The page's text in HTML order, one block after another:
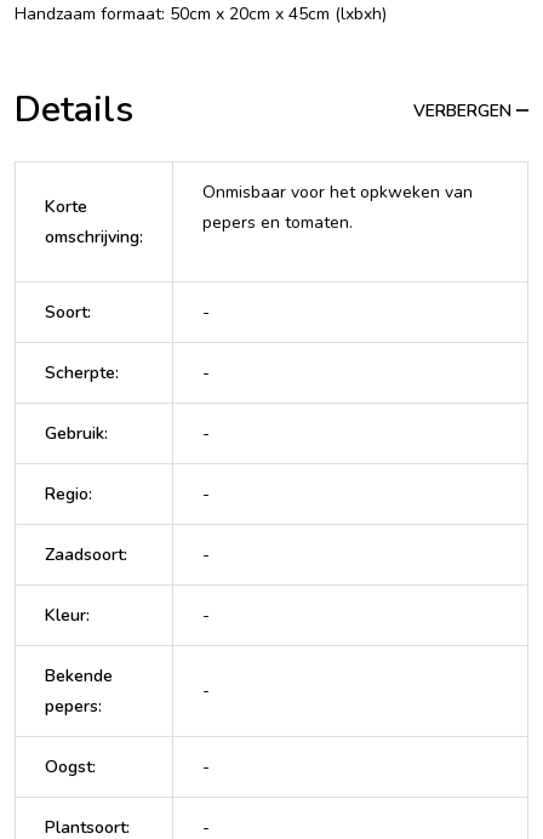
Handzaam formaat: 50cm x 20cm x 45cm (lxbxh)
Details VERBERGEN
Korte
omschrijving:
Onmisbaar voor het opkweken van
pepers en tomaten.
Soort: -
Scherpte: -
Gebruik: -
Regio: -
Zaadsoort: -
Kleur: -
Bekende
pepers:
-
Oogst: -
Plantsoort: -